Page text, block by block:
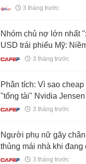
3 tháng trước
Nhóm chủ nợ lớn nhất
USD trái phiếu Mỹ:
toàn của Washington đã
3 tháng trước
Phân tích: Vì sao
"tổng tài" Nvidia
học marketing đắt giá
3 tháng trước
Người phụ nữ gãy
thủng mái nhà khi đang
3 tháng trước